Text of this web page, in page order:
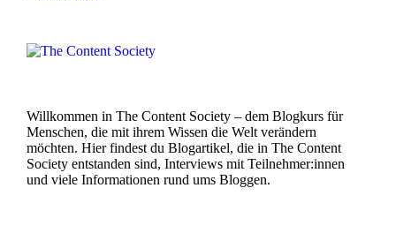
Willkommen in The Content Society – dem Blogkurs für
Menschen, die mit ihrem Wissen die Welt verändern
möchten. Hier findest du Blogartikel, die in The Content
Society entstanden sind, Interviews mit Teilnehmer:innen
und viele Informationen rund ums Bloggen.